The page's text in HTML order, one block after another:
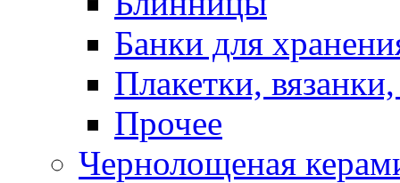
Банки для
Плакетки,
Прочее
Чернолощеная